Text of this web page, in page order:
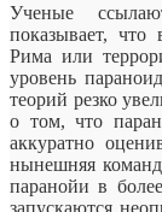
Ученые
показывает, что
Рима или
уровень
теорий резко
о том, что
аккуратно
нынешняя
паранойи в
запускаются